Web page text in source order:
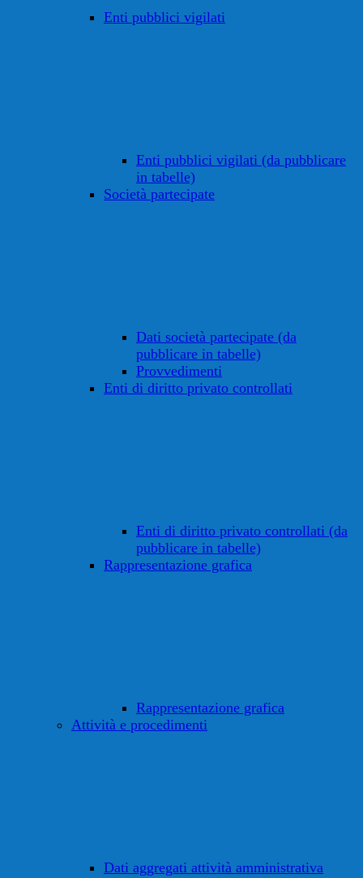
Enti pubblici vigilati
Enti pubblici vigilati (da pubblicare
in tabelle)
Società partecipate
Dati società partecipate (da
pubblicare in tabelle)
Provvedimenti
Enti di diritto privato controllati
Enti di diritto privato controllati (da
pubblicare in tabelle)
Rappresentazione grafica
Rappresentazione grafica
Attività e procedimenti
Dati aggregati attività amministrativa